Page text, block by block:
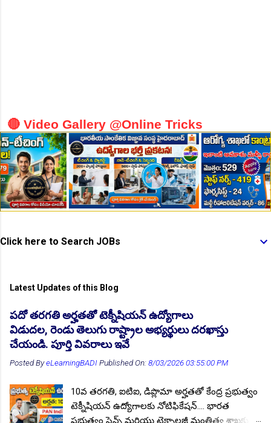
👆Online Applications Ends on 12-August-2026
👆Online Applications Ends on 14-August-2026
🔴 Video Gallery @Online Tricks
Click here to Search JOBs
Latest Updates of this Blog
పదో తరగతి అర్హతతో టెక్నీషియన్ ఉద్యోగాలు
విడుదల, రెండు తెలుగు రాష్ట్రాల అభ్యర్థులు దరఖాస్తు
చేయండి. పూర్తి వివరాలు ఇవే
Posted ByeLearningBADI Published On:8/03/2026 03:55:00 PM
10వ తరగతి, ఐటిఐ, డిప్లొమా అర్హతతో కేంద్ర ప్రభుత్వం
టెక్నీషియన్ ఉద్యోగాలకు నోటిఫికేషన్.... భారత
ప్రభుత్వం సైన్స్ మరియు టెక్నాలజీ మంత్రిత్వ శాఖకు